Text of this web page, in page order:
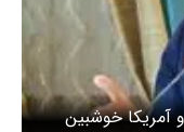
آمریکا خوشبین